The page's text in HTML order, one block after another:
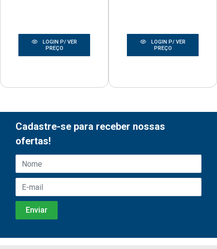
LOGIN P/ VER
PREÇO
LOGIN P/ VER
PREÇO
Cadastre-se para receber nossas
ofertas!